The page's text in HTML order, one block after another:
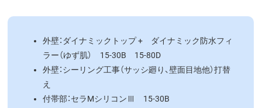
外壁：ダイナミックトップ + ダイナミック防水フィ
ラー（ゆず肌） 15-30B 15-80D
外壁：シーリング工事（サッシ廻り、壁面目地他）打替
え
付帯部：セラMシリコンⅢ 15-30B